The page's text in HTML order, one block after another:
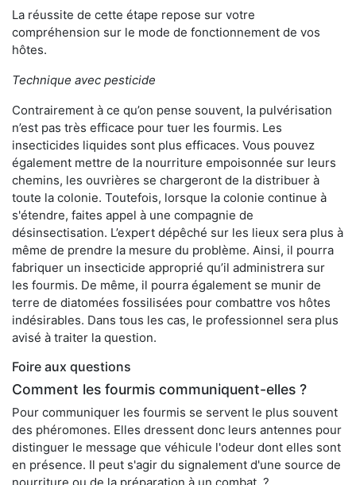
La réussite de cette étape repose sur votre
compréhension sur le mode de fonctionnement de vos
hôtes.
Technique avec pesticide
Contrairement à ce qu’on pense souvent, la pulvérisation
n’est pas très efficace pour tuer les fourmis. Les
insecticides liquides sont plus efficaces. Vous pouvez
également mettre de la nourriture empoisonnée sur leurs
chemins, les ouvrières se chargeront de la distribuer à
toute la colonie. Toutefois, lorsque la colonie continue à
s'étendre, faites appel à une compagnie de
désinsectisation. L’expert dépêché sur les lieux sera plus à
même de prendre la mesure du problème. Ainsi, il pourra
fabriquer un insecticide approprié qu’il administrera sur
les fourmis. De même, il pourra également se munir de
terre de diatomées fossilisées pour combattre vos hôtes
indésirables. Dans tous les cas, le professionnel sera plus
avisé à traiter la question.
Foire aux questions
Comment les fourmis communiquent-elles ?
Pour communiquer les fourmis se servent le plus souvent
des phéromones. Elles dressent donc leurs antennes pour
distinguer le message que véhicule l'odeur dont elles sont
en présence. Il peut s'agir du signalement d'une source de